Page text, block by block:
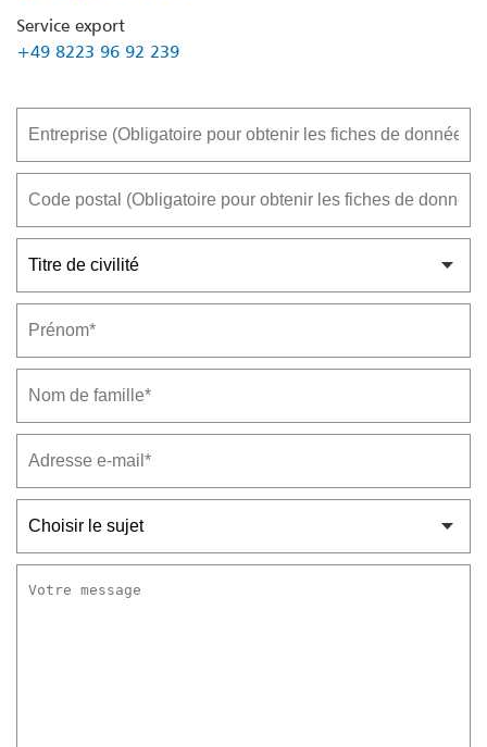
Service export
+49 8223 96 92 239